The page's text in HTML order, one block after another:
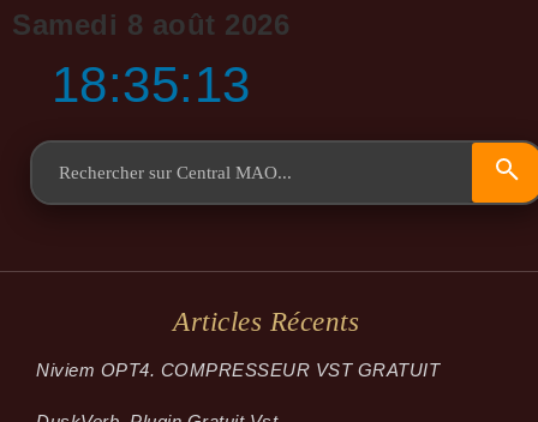
Samedi 8 août 2026
18:35:14
Articles Récents
Niviem OPT4. COMPRESSEUR VST GRATUIT